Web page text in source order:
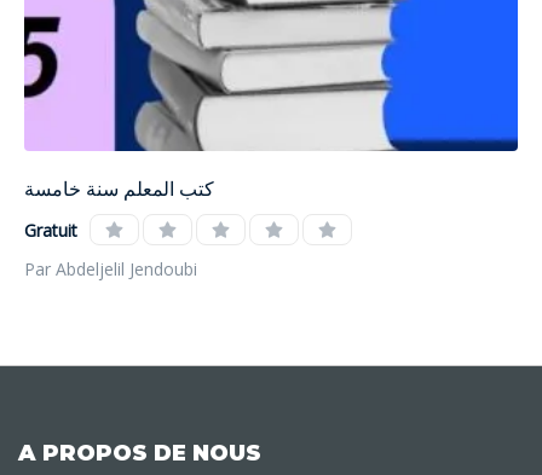
كتب المعلم سنة خامسة
Gratuit
Par Abdeljelil Jendoubi
A PROPOS DE NOUS